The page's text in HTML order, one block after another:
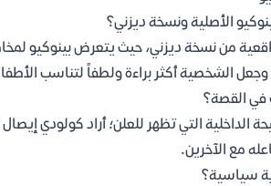
الأصلية ونسخة ديزني؟
من نسخة ديزني، حيث يتعرض بينوكيو
الشخصية أكثر براءة ولطفاً لتناسب
في القصة؟
الداخلية التي تظهر للعلن؛ أراد كولودي
مع الآخرين.
سياسية؟